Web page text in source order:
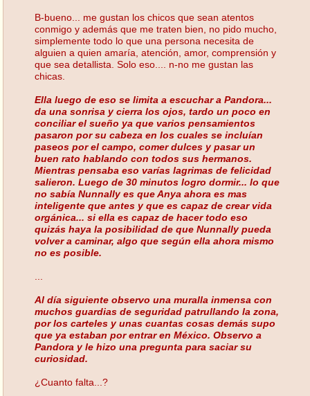
B-bueno... me gustan los chicos que sean atentos
conmigo y además que me traten bien, no pido mucho,
simplemente todo lo que una persona necesita de
alguien a quien amaría, atención, amor, comprensión y
que sea detallista. Solo eso.... n-no me gustan las
chicas.
Ella luego de eso se limita a escuchar a Pandora...
da una sonrisa y cierra los ojos, tardo un poco en
conciliar el sueño ya que varios pensamientos
pasaron por su cabeza en los cuales se incluían
paseos por el campo, comer dulces y pasar un
buen rato hablando con todos sus hermanos.
Mientras pensaba eso varías lagrimas de felicidad
salieron. Luego de 30 minutos logro dormir... lo que
no sabía Nunnally es que Anya ahora es mas
inteligente que antes y que es capaz de crear vida
orgánica... si ella es capaz de hacer todo eso
quizás haya la posibilidad de que Nunnally pueda
volver a caminar, algo que según ella ahora mismo
no es posible.
Al día siguiente observo una muralla inmensa con
muchos guardias de seguridad patrullando la zona,
por los carteles y unas cuantas cosas demás supo
que ya estaban por entrar en México. Observo a
Pandora y le hizo una pregunta para saciar su
curiosidad.
¿Cuanto falta...?